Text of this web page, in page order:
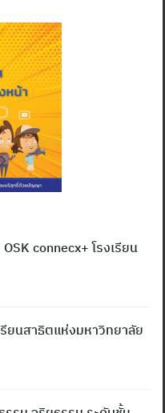
connecx+ โรงเรียน
ยนสาธิตแห่งมหาวิทยาลัย